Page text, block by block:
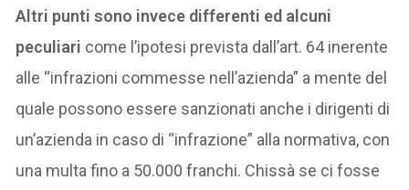
Altri punti sono invece differenti ed alcuni
peculiari come l’ipotesi prevista dall’art. 64 inerente
alle “infrazioni commesse nell’azienda” a mente del
quale possono essere sanzionati anche i dirigenti di
un’azienda in caso di “infrazione” alla normativa, con
una multa fino a 50.000 franchi. Chissà se ci fosse